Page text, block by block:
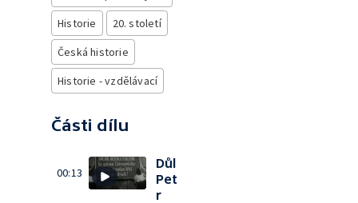
Historie
20. století
Česká historie
Historie - vzdělávací
Části dílu
00:13
Důl
Pet
r